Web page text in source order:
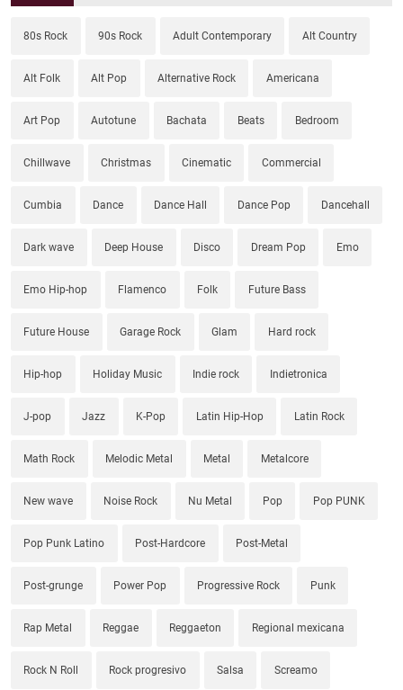
80s Rock 90s Rock Adult Contemporary Alt Country
Alt Folk Alt Pop Alternative Rock Americana
Art Pop Autotune Bachata Beats Bedroom
Chillwave Christmas Cinematic Commercial
Cumbia Dance Dance Hall Dance Pop Dancehall
Dark wave Deep House Disco Dream Pop Emo
Emo Hip-hop Flamenco Folk Future Bass
Future House Garage Rock Glam Hard rock
Hip-hop Holiday Music Indie rock Indietronica
J-pop Jazz K-Pop Latin Hip-Hop Latin Rock
Math Rock Melodic Metal Metal Metalcore
New wave Noise Rock Nu Metal Pop Pop PUNK
Pop Punk Latino Post-Hardcore Post-Metal
Post-grunge Power Pop Progressive Rock Punk
Rap Metal Reggae Reggaeton Regional mexicana
Rock N Roll Rock progresivo Salsa Screamo